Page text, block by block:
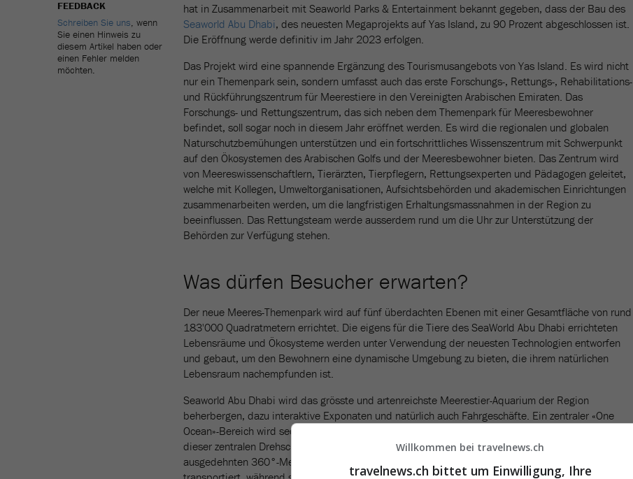
FEEDBACK
Schreiben Sie uns, wenn
Sie einen Hinweis zu
diesem Artikel haben oder
einen Fehler melden
möchten.
hat in Zusammenarbeit mit Seaworld Parks & Entertainment bekannt gegeben, dass der Bau des
Seaworld Abu Dhabi, des neuesten Megaprojekts auf Yas Island, zu 90 Prozent abgeschlossen ist.
Die Eröffnung werde definitiv im Jahr 2023 erfolgen.
Das Projekt wird eine spannende Ergänzung des Tourismusangebots von Yas Island. Es wird nicht
nur ein Themenpark sein, sondern umfasst auch das erste Forschungs-, Rettungs-, Rehabilitations-
und Rückführungszentrum für Meerestiere in den Vereinigten Arabischen Emiraten. Das
Forschungs- und Rettungszentrum, das sich neben dem Themenpark für Meeresbewohner
befindet, soll sogar noch in diesem Jahr eröffnet werden. Es wird die regionalen und globalen
Naturschutzbemühungen unterstützen und ein fortschrittliches Wissenszentrum mit Schwerpunkt
auf den Ökosystemen des Arabischen Golfs und der Meeresbewohner bieten. Das Zentrum wird
von Meereswissenschaftlern, Tierärzten, Tierpflegern, Rettungsexperten und Pädagogen geleitet,
welche mit Kollegen, Umweltorganisationen, Aufsichtsbehörden und akademischen Einrichtungen
zusammenarbeiten werden, um die langfristigen Erhaltungsmassnahmen in der Region zu
beeinflussen. Das Rettungsteam werde ausserdem rund um die Uhr zur Unterstützung der
Behörden zur Verfügung stehen.
Was dürfen Besucher erwarten?
Der neue Meeres-Themenpark wird auf fünf überdachten Ebenen mit einer Gesamtfläche von rund
183'000 Quadratmetern errichtet. Die eigens für die Tiere des SeaWorld Abu Dhabi errichteten
Lebensräume und Ökosysteme werden unter Verwendung der neuesten Technologien entworfen
und gebaut, um den Bewohnern eine dynamische Umgebung zu bieten, die ihrem natürlichen
Lebensraum nachempfunden ist.
Seaworld Abu Dhabi wird das grösste und artenreichste Meerestier-Aquarium der Region
beherbergen, dazu interaktive Exponaten und natürlich auch Fahrgeschäfte. Ein zentraler «One
Ocean»-Bereich wird sechs verschiedene Meeresumgebungen im gesamten Park verbinden. In
dieser zentralen Drehscheibe erleben Gäste Geschichten über den Ozean, die in einem
ausgedehnten 360°-Medienerlebnis präsentiert werden, das sie von einem Ort zum anderen
Willkommen bei travelnews.ch
travelnews.ch bittet um Einwilligung, Ihre